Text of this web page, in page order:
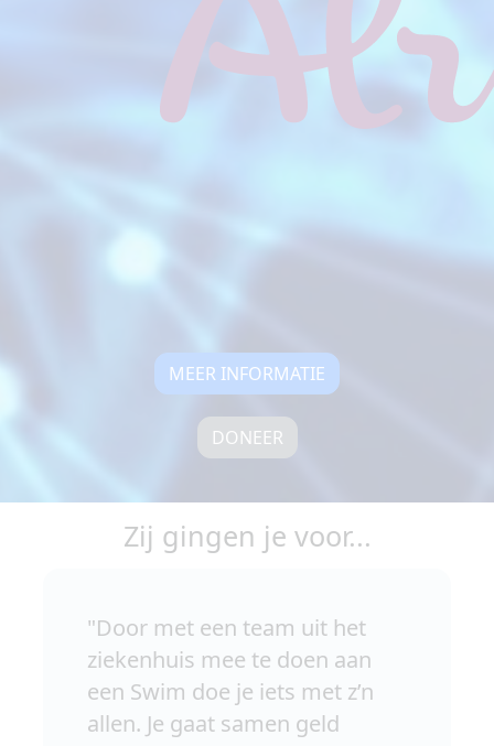
MEER INFORMATIE
DONEER
Zij gingen je voor...
"Door met een team uit het
ziekenhuis mee te doen aan
een Swim doe je iets met z’n
allen. Je gaat samen geld